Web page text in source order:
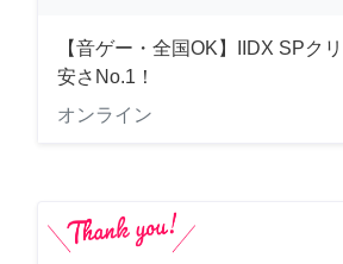
【音ゲー・全国OK】IIDX SPク
安さNo.1！
オンライン